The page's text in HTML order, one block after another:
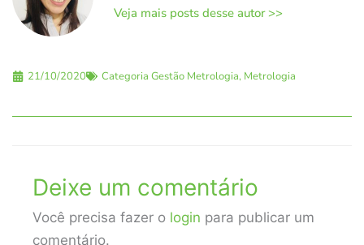
Veja mais posts desse autor >>
21/10/2020 Categoria Gestão Metrologia, Metrologia
Deixe um comentário
Você precisa fazer o login para publicar um
comentário.